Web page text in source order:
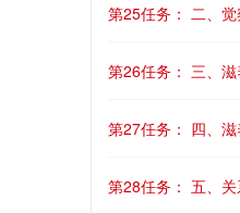
第25任务： 二、
第26任务： 三、
第27任务： 四、
第28任务： 五、